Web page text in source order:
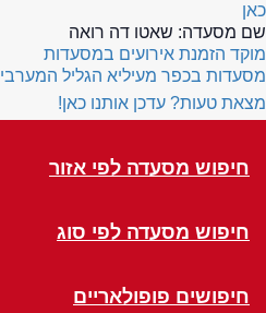
כאן
שם מסעדה: שאטו דה רואה
מוקד הזמנת אירועים במסעדות
מסעדות בכפר מעיליא הגליל המערבי
מצאת טעות? עדכן אותנו כאן!
חיפוש מסעדה לפי אזור
חיפוש מסעדה לפי סוג
חיפושים פופולאריים